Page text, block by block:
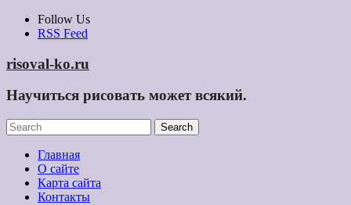
Skip
Follow Us
RSS Feed
risoval-ko.ru
Научиться рисовать может всякий.
Главная
О сайте
Карта сайта
Контакты